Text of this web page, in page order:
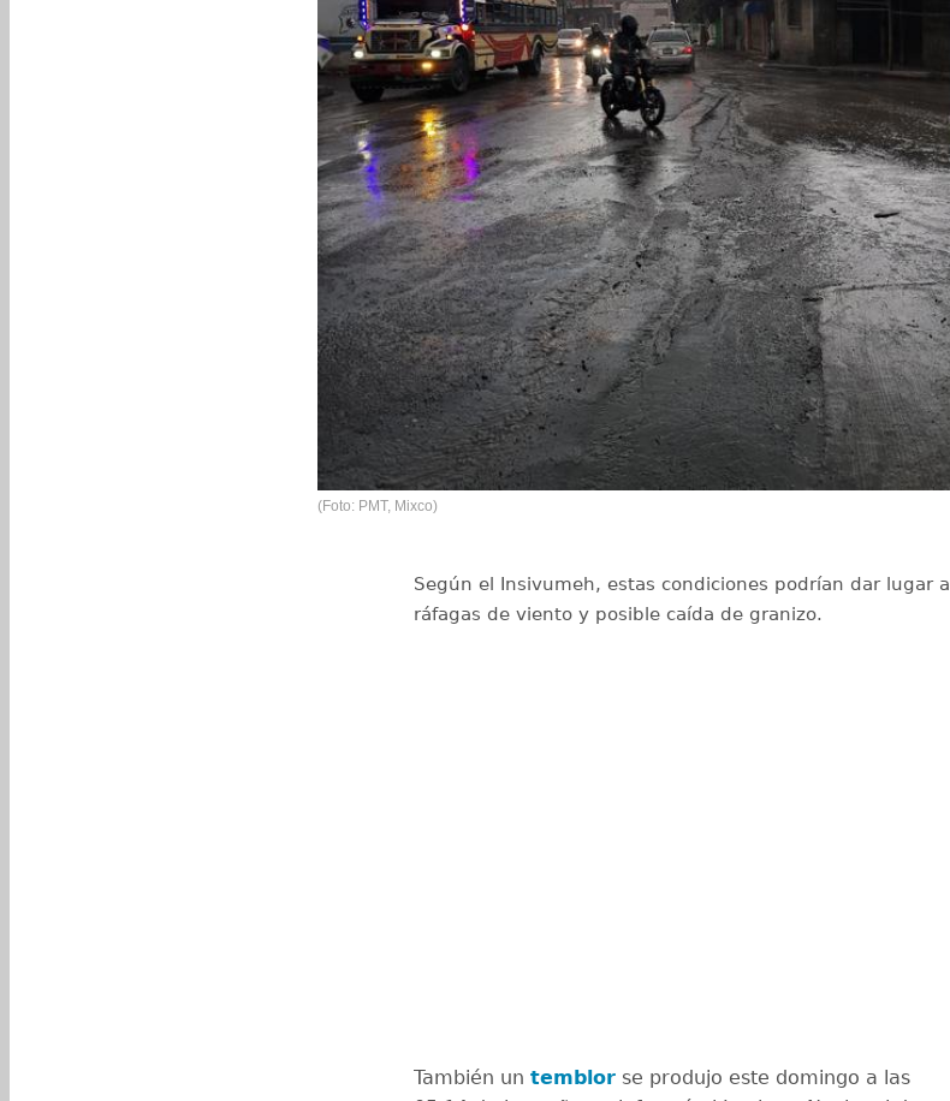
(Foto: PMT, Mixco)
Según el Insivumeh, estas condiciones podrían dar lugar a
ráfagas de viento y posible caída de granizo.
También un temblor se produjo este domingo a las